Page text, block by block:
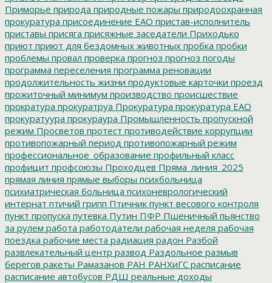
Приморье природа природные пожары природоохранная
прокуратура присоединение ЕАО пристав-исполнитель
приставы присяга присяжные заседатели Приходько
приют приют для бездомных животных пробка пробки
проблемы провал проверка прогноз прогноз погоды
программа переселения программа реновации
продолжительность жизни продуктовые карточки проезд
прожиточный минимум производство происшествие
прократура прокуратруа Прокуратура прокуратура ЕАО
прокуратуура прокураура Промышленность пропускной
режим Просветов протест противодействие коррупции
противопожарный период противопожарный режим
профессиональное_образование профильный класс
профицит профсоюзы Проходцев Пряма_линия_2025
прямая линия прямые выборы психбольница
психиатрическая больница психоневрологический
интернат птичий грипп Птичник пункт весового контроля
пункт пропуска путевка Путин ПФР Пшеничный пьянство
за рулем работа работодатели рабочая неделя рабочая
поездка рабочие места радиация радон Разбой
развлекательный центр развод Раздольное размыв
берегов ракеты Рамазанов РАН РАНХиГС расписание
расписание автобусов РДШ реальные доходы